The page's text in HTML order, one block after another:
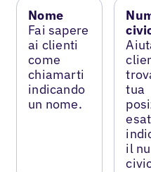
Nome
Fai sapere
ai clienti
come
chiamarti
indicando
un nome.
tua
il